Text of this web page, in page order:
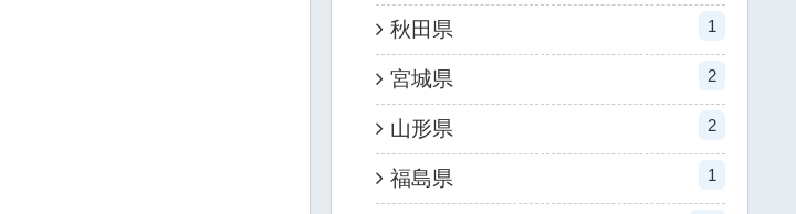
秋田県 1
宮城県 2
山形県 2
福島県 1